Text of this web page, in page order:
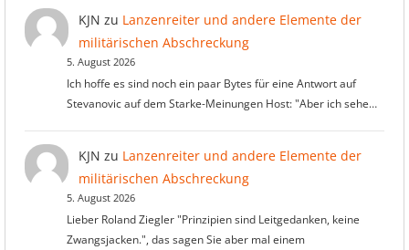
KJN zu Lanzenreiter und andere Elemente der
militärischen Abschreckung
5. August 2026
Ich hoffe es sind noch ein paar Bytes für eine Antwort auf
Stevanovic auf dem Starke-Meinungen Host: "Aber ich sehe…
KJN zu Lanzenreiter und andere Elemente der
militärischen Abschreckung
5. August 2026
Lieber Roland Ziegler "Prinzipien sind Leitgedanken, keine
Zwangsjacken.", das sagen Sie aber mal einem